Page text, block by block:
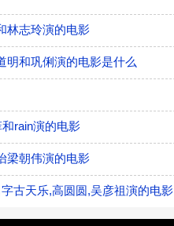
林志玲演的电影
明和巩俐演的电影是什么
rain演的电影
梁朝伟演的电影
古天乐,高圆圆,吴彦祖演的电影